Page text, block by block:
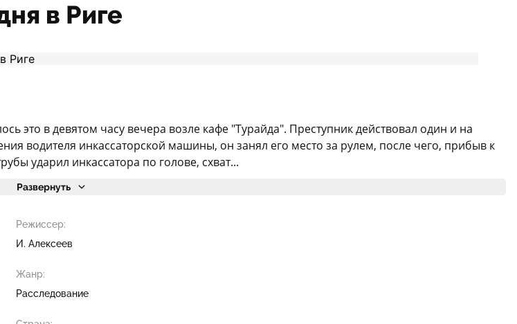
в Риге
это в девятом часу вечера возле кафе "Турайда". Преступник действовал один и на
водителя инкассаторской машины, он занял его место за рулем, после чего, прибыв к
ударил инкассатора по голове, схват...
Развернуть
Режиссер:
И. Алексеев
Жанр:
Расследование